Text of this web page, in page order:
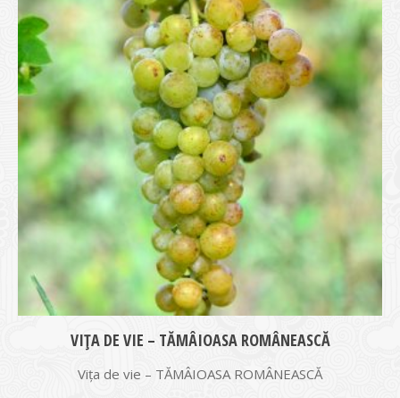
VIŢA DE VIE – TĂMÂIOASA ROMÂNEASCĂ
Vița de vie – TĂMÂIOASA ROMÂNEASCĂ